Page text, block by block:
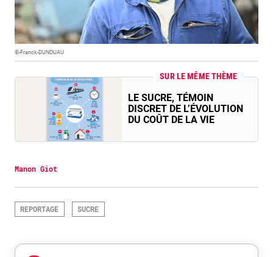
©-Franck-DUNOUAU
SUR LE MÊME THÈME
LE SUCRE, TÉMOIN
DISCRET DE L’ÉVOLUTION
DU COÛT DE LA VIE
Manon Giot
REPORTAGE SUCRE